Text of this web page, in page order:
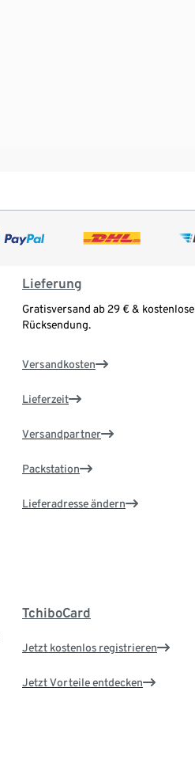
Lieferung
Gratisversand ab 29 € & kostenlose
Rücksendung.
Versandkosten
Lieferzeit
Versandpartner
Packstation
Lieferadresse ändern
TchiboCard
Jetzt kostenlos registrieren
Jetzt Vorteile entdecken